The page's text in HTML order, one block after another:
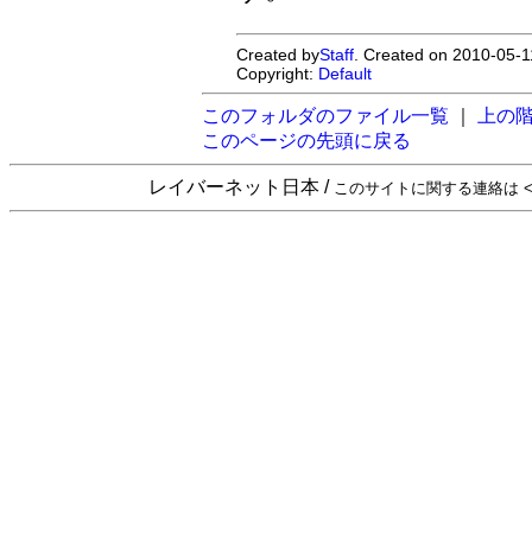
Created byStaff . Created on 2010-
Copyright: Default
このフォルダのファイル一覧
上の
このページの先頭に戻る
レイバーネット日本 / このサイトに関する連絡は